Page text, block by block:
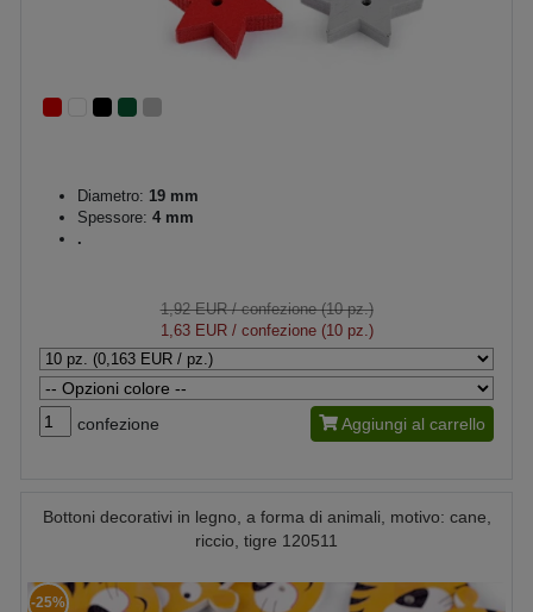
Diametro: 19 mm
Spessore: 4 mm
.
1,92 EUR/ confezione (10 pz.)
1,63 EUR/ confezione (10 pz.)
confezione Aggiungi al carrello
Bottoni decorativi in legno, a forma di animali, motivo: cane,
riccio, tigre 120511
-25%